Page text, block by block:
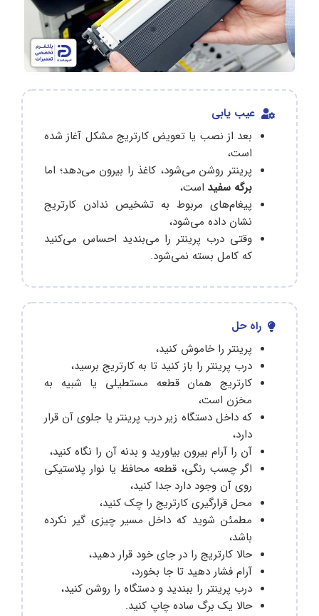
عیب یابی
بعد از نصب یا تعویض کارتریج مشکل آغاز شده
است،
پرینتر روشن می‌شود، کاغذ را بیرون می‌دهد؛ اما
برگه سفید است،
پیغام‌های مربوط به تشخیص ندادن کارتریج
نشان داده می‌شود،
وقتی درب پرینتر را می‌بندید احساس می‌کنید
که کامل بسته نمی‌شود.
راه حل
پرینتر را خاموش کنید،
درب پرینتر را باز کنید تا به کارتریج برسید،
کارتریج همان قطعه‌ مستطیلی یا شبیه به
مخزن است،
که داخل دستگاه زیر درب پرینتر یا جلوی آن قرار
دارد،
آن را آرام بیرون بیاورید و بدنه آن را نگاه کنید،
اگر چسب رنگی، قطعه محافظ یا نوار پلاستیکی
روی آن وجود دارد جدا کنید،
محل قرارگیری کارتریج را چک کنید،
مطمئن شوید که داخل مسیر چیزی گیر نکرده
باشد،
حالا کارتریج را در جای خود قرار دهید،
آرام فشار دهید تا جا بخورد،
درب پرینتر را ببندید و دستگاه را روشن کنید،
حالا یک برگ ساده چاپ کنید.